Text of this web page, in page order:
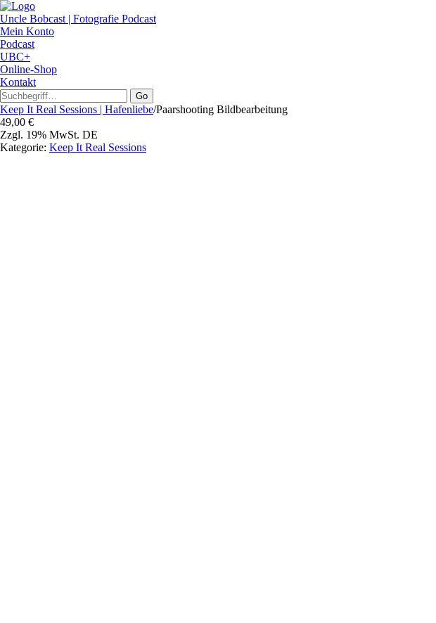
Uncle Bobcast | Fotografie Podcast
Mein Konto
Podcast
UBC+
Online-Shop
Kontakt
Go
Keep It Real Sessions | Hafenliebe/Paarshooting Bildbearbeitung
49,00 €
Zzgl. 19% MwSt. DE
Kategorie: Keep It Real Sessions